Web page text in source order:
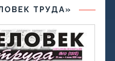
ТРУДА»